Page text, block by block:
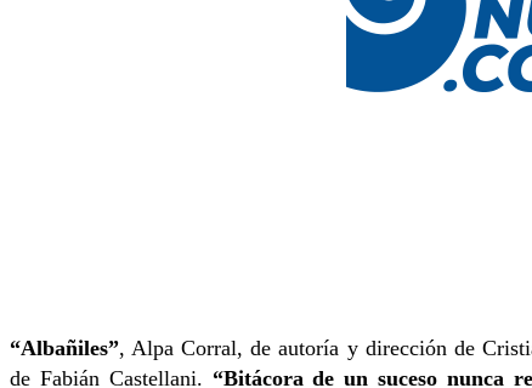
“Albañiles”, Alpa Corral, de autoría y dirección de
de Fabián Castellani. “Bitácora de un suceso nunca